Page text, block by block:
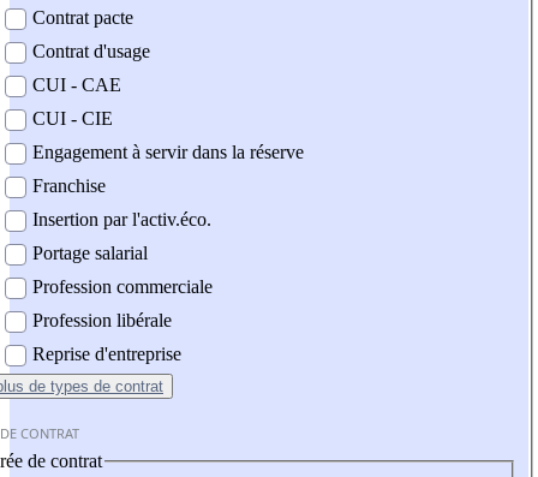
Contrat pacte
Contrat d'usage
CUI - CAE
CUI - CIE
Engagement à servir dans la réserve
Franchise
Insertion par l'activ.éco.
Portage salarial
Profession commerciale
Profession libérale
Reprise d'entreprise
de types de contrat
CONTRAT
de contrat